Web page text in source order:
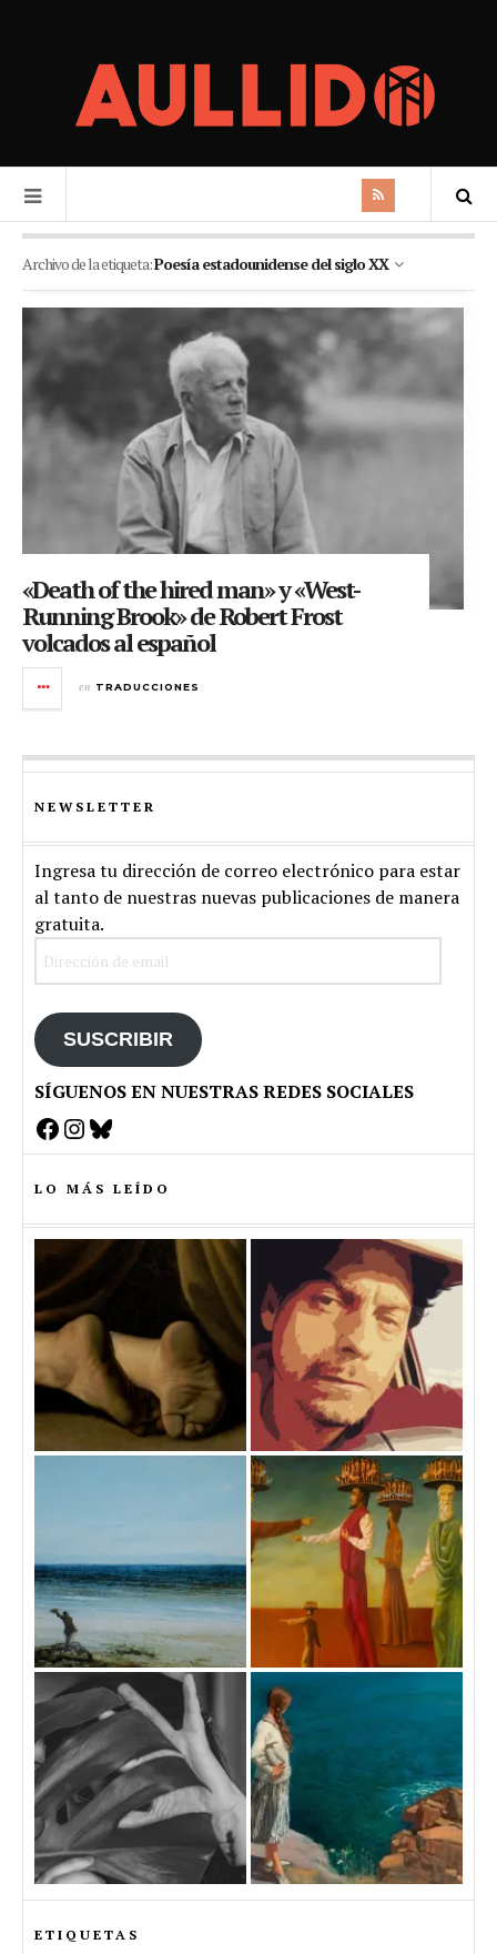
Archivo de la etiqueta:Poesía estadounidense del siglo XX
«Death of the hired man» y «West-
Running Brook» de Robert Frost
volcados al español
en TRADUCCIONES
NEWSLETTER
Ingresa tu dirección de correo electrónico para estar
al tanto de nuestras nuevas publicaciones de manera
gratuita.
SUSCRIBIR
SÍGUENOS EN NUESTRAS REDES SOCIALES
Facebook
Instagram
Bluesky
LO MÁS LEÍDO
ETIQUETAS